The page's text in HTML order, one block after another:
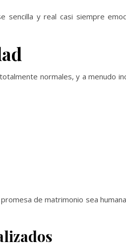
sencilla y real casi siempre
normales, y a menudo
de matrimonio sea